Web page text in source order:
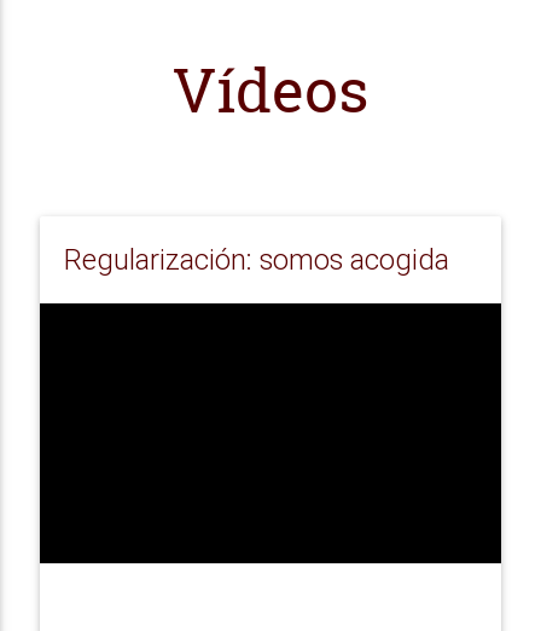
Vídeos
Regularización: somos acogida